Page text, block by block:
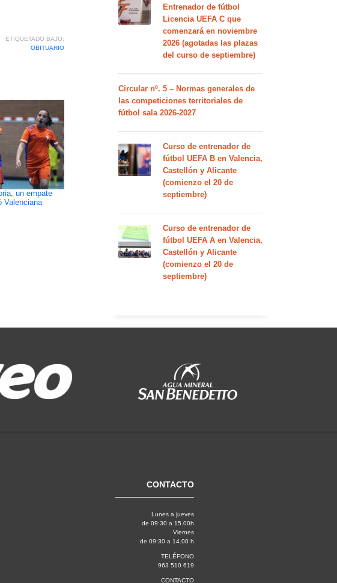
ETIQUETADO BAJO:
OBITUARIO
un empate
Valenciana
Entrenador de fútbol
Licencia UEFA C que
comenzará en noviembre
2026 (agotadas las plazas
del curso de septiembre)
Circular nº. 5 – Normas generales de
las competiciones territoriales de
fútbol sala 2026-2027
Curso de entrenador de
fútbol UEFA B en Valencia,
Castellón y Alicante
(comienzo el 20 de
septiembre)
Curso de entrenador de
fútbol UEFA A en Valencia,
Castellón y Alicante
(comienzo el 20 de
septiembre)
CONTACTO
Lunes a jueves
de 09:30 a 15.00h
Viernes
de 09:30 a 14.00 h
TELÉFONO
963 510 619
CONTACTO